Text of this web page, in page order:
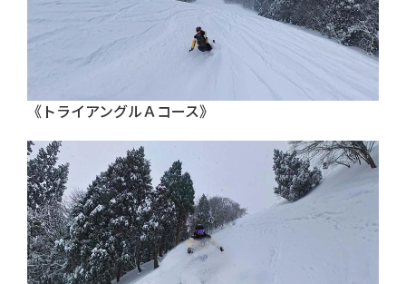
《トライアングルＡコース》